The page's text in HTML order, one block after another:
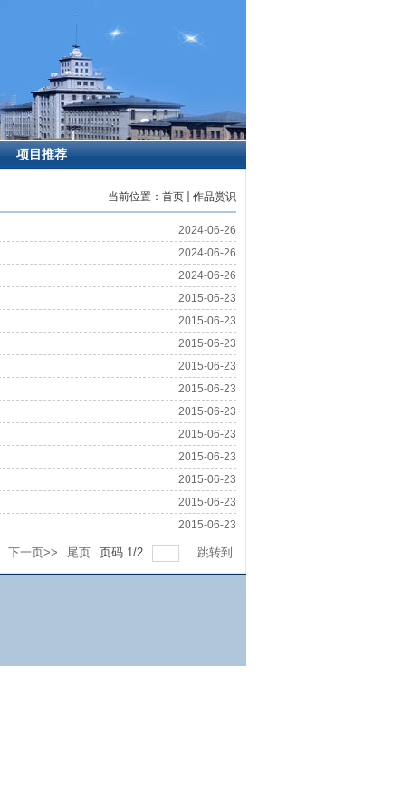
项目推荐
当前位置： 首页 作品赏识
2024-06-26
2024-06-26
2024-06-26
2015-06-23
2015-06-23
2015-06-23
2015-06-23
2015-06-23
2015-06-23
2015-06-23
2015-06-23
2015-06-23
2015-06-23
2015-06-23
下一页>> 尾页 页码 1/2 跳转到